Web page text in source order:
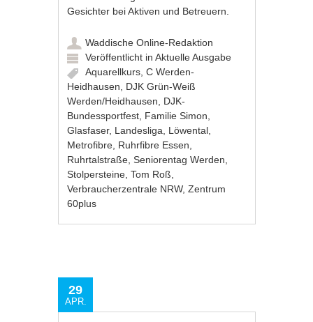
Gesichter bei Aktiven und Betreuern.
Waddische Online-Redaktion
Veröffentlicht inAktuelle Ausgabe
Aquarellkurs,C Werden-
Heidhausen, DJK Grün-Weiß
Werden/Heidhausen, DJK-
Bundessportfest, Familie Simon,
Glasfaser, Landesliga, Löwental,
Metrofibre, Ruhrfibre Essen,
Ruhrtalstraße,Seniorentag Werden,
Stolpersteine,Tom Roß,
Verbraucherzentrale NRW,Zentrum
60plus
29
APR.